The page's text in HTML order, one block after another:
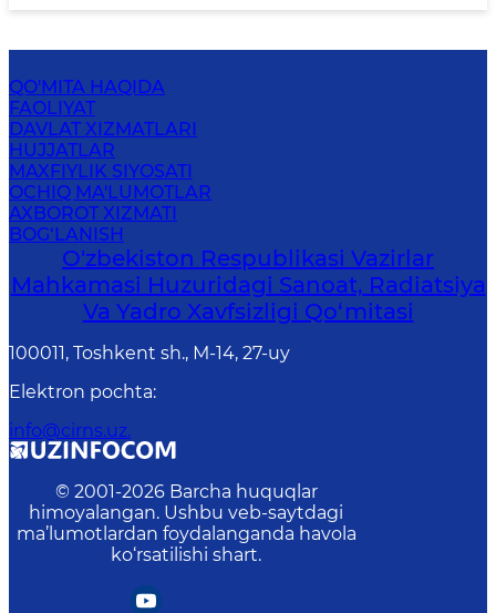
QO'MITA HAQIDA
FAOLIYAT
DAVLAT XIZMATLARI
HUJJATLAR
MAXFIYLIK SIYOSATI
OCHIQ MA'LUMOTLAR
AXBOROT XIZMATI
BOG‘LANISH
O'zbekiston Respublikasi Vazirlar
Mahkamasi Huzuridagi Sanoat, Radiatsiya
Va Yadro Xavfsizligi Qo‘mitasi
100011, Toshkent sh., М-14, 27-uy
Elektron pochta:
info@cirns.uz.
© 2001-2026 Barcha huquqlar
himoyalangan. Ushbu veb-saytdagi
ma’lumotlardan foydalanganda havola
ko‘rsatilishi shart.